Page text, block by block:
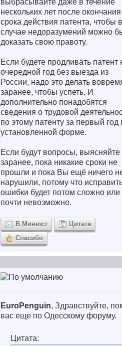
выбрасывайте даже в течение
нескольких лет после окончания
срока действия патента, чтобы в
случае недоразумений можно
доказать свою правоту.
Если будете продливать патент
очередной год без выезда из
России, надо это делать
заранее, чтобы успеть. И
дополнительно понадобятся
сведения о трудовой
по этому патенту за первый год
установленной форме.
Если будут вопросы, выясняйте
заранее, пока никакие сроки не
прошли и пока Вы ещё ничего
нарушили, потому что
ошибки будет потом сложно или
почти невозможно.
В Минюст
Цитата
Спасибо
EuroPenguin, Здравствуйте,
вас еще по Одесскому форуму.
Цитата: